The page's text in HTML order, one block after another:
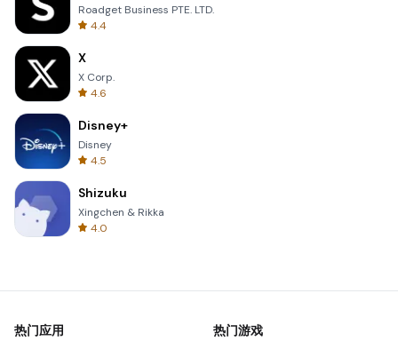
Roadget Business PTE. LTD.
4.4
X
X Corp.
4.6
Disney+
Disney
4.5
Shizuku
Xingchen & Rikka
4.0
热门应用 热门游戏